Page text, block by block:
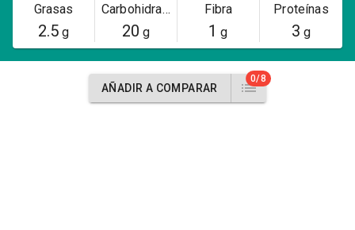
Grasas
2.5g
Carbohidratos
20 g
Fibra
1 g
Proteínas
3 g
AÑADIR A COMPARAR
0/8